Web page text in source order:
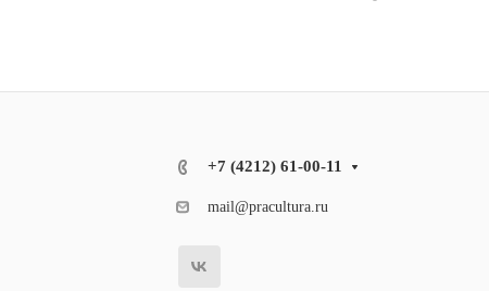
+7 (4212) 61-00-11
mail@pracultura.ru